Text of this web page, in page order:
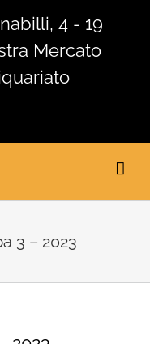
4 - 19
Mercato
3 – 2023